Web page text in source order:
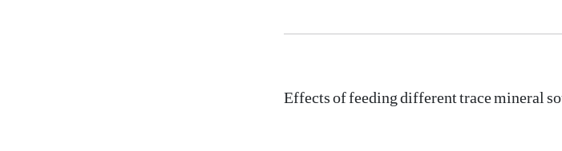
Effects of feeding different trace mineral